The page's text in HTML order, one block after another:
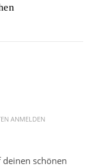
ANMELDEN
schönen